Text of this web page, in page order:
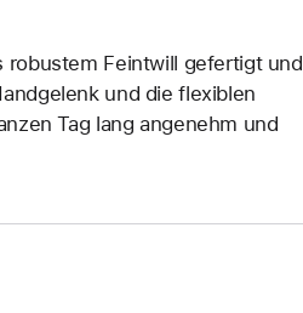
robustem Feintwill gefertigt und
und die flexiblen
Tag lang angenehm und